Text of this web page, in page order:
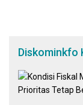
Diskominkfo